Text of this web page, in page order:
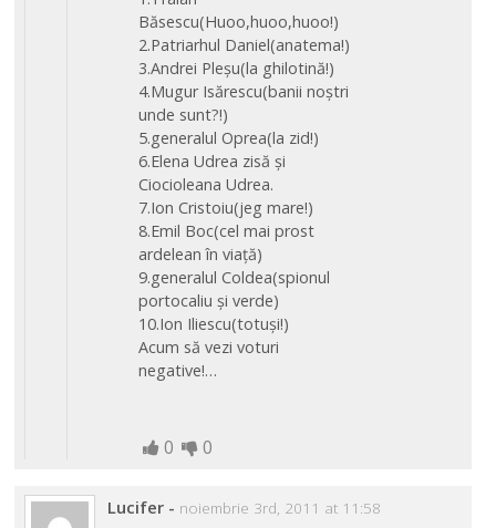
Băsescu(Huoo,huoo,huoo!)
2.Patriarhul Daniel(anatema!)
3.Andrei Pleșu(la ghilotină!)
4.Mugur Isărescu(banii noștri
unde sunt?!)
5.generalul Oprea(la zid!)
6.Elena Udrea zisă și
Ciocioleana Udrea.
7.Ion Cristoiu(jeg mare!)
8.Emil Boc(cel mai prost
ardelean în viață)
9.generalul Coldea(spionul
portocaliu și verde)
10.Ion Iliescu(totuși!)
Acum să vezi voturi
negative!…
0 0
Lucifer - noiembrie 3rd, 2011 at 11:58